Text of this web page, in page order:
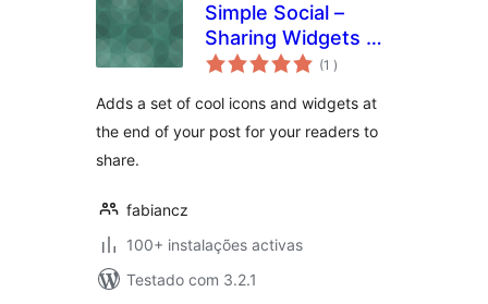
Simple Social –
Sharing Widgets &
Icons Updated
(1 classificações
)
Adds a set of cool icons and widgets at
the end of your post for your readers to
share.
fabiancz
100+ instalações activas
Testado com 3.2.1